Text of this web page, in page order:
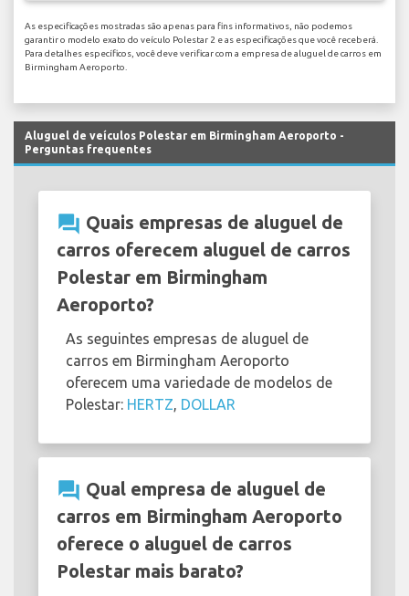
As especificações mostradas são apenas para fins informativos, não podemos
garantir o modelo exato do veículo Polestar 2 e as especificações que você receberá.
Para detalhes específicos, você deve verificar com a empresa de aluguel de carros em
Birmingham Aeroporto.
Aluguel de veículos Polestar em Birmingham Aeroporto -
Perguntas frequentes
question_answer Quais empresas de aluguel de
carros oferecem aluguel de carros
Polestar em Birmingham
Aeroporto?
As seguintes empresas de aluguel de
carros em Birmingham Aeroporto
oferecem uma variedade de modelos de
Polestar: HERTZ, DOLLAR
question_answer Qual empresa de aluguel de
carros em Birmingham Aeroporto
oferece o aluguel de carros
Polestar mais barato?